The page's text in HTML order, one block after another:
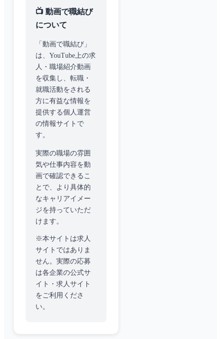
📺 動画で職結び
について
「動画で職結び」
は、YouTube上の求
人・職場紹介動画
を収集し、転職・
就職活動をされる
方に有益な情報を
提供する個人運営
の情報サイトで
す。
実際の職場の雰囲
気や仕事内容を動
画で確認できるこ
とで、より具体的
なキャリアイメー
ジを持っていただ
けます。
※本サイトは求人
サイトではありま
せん。実際の応募
は各企業の公式サ
イト・求人サイト
をご利用くださ
い。